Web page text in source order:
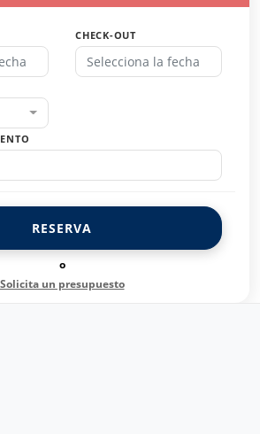
CHECK-OUT
RESERVA
o
Solicita un presupuesto